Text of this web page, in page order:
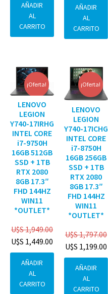
AÑADIR
AL
CARRITO
AÑADIR
AL
CARRITO
¡Oferta!
LENOVO
LEGION
Y740-17IRHG
INTEL CORE
i7-9750H
16GB 512GB
SSD + 1TB
RTX 2080
8GB 17.3″
FHD 144HZ
WIN11
*OUTLET*
U$S1,949.00
U$S 1,449.00
AÑADIR
AL
CARRITO
¡Oferta!
LENOVO
LEGION
Y740-17ICHG
INTEL CORE
i7-8750H
16GB 256GB
SSD + 1TB
RTX 2080
8GB 17.3″
FHD 144HZ
WIN11
*OUTLET*
U$S1,797.00
U$S 1,199.00
AÑADIR
AL
CARRITO